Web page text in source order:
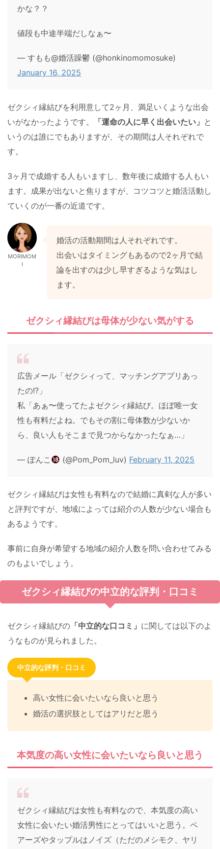
かな？？
値段も中途半端だしなぁ〜
— すもも@婚活躁鬱 (@honkinomomosuke)
January 16, 2025
ゼクシィ縁結びを利用意して2ヶ月、満足いくような出会
いがなかったようです。
「運命の人に早く出会いたい」 と
いうのは誰にでもありますが、その期間は人それぞれで
す。
3ヶ月で成婚する人もいますし、数年後に成婚する人もい
ます。成果が出ないと焦りますが、コツコツと婚活活動し
ていくのが一番の近道です。
MORIMOM
I
婚活の活動期間は人それぞれです。
出会いはタイミングもあるので2ヶ月で結
論を出すのは少し早すぎるような気はし
ます。
ゼクシィ縁結びは母体が少ない気がする
広告メール「ゼクシィって、マッチングアプリあっ
たの!?」
私「あぁ〜使ってたよゼクシィ縁結び。ほぼ唯一女
性も有料だよね。でもその割に母体数が少ないか
ら、良い人もそこまで見つからなかったなぁ…」
— ぽんこ (@Pom_Pom_luv) February 11, 2025
ゼクシィ縁結びは女性も有料なので結婚に真剣な人が多い
と評判ですが、地域によっては紹介の人数が少ない場合も
あるようです。
事前に自身が希望する地域の紹介人数を問い合わせてみる
のもよいでしょう。
ゼクシィ縁結びの中立的な評判・口コミ
ゼクシィ縁結びの 「中立的な口コミ」 に関しては以下のよ
うなものが見られました。
中立的な評判・口コミ
高い女性に会いたいなら良いと思う
婚活の選択肢としてはアリだと思う
本気度の高い女性に会いたいなら良いと思う
ゼクシィ縁結びは女性も有料なので、本気度の高い
女性に会いたい婚活男性にとってはいいと思う。ペ
アーズやタップルはノイズ（ただのメシモク、ヤリ